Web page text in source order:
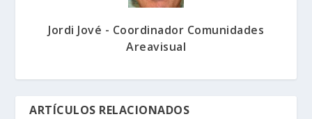
Jordi Jové - Coordinador Comunidades
Areavisual
ARTÍCULOS RELACIONADOS